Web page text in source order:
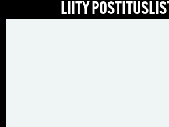
LIITY